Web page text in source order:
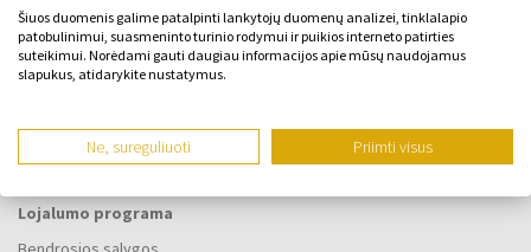
Apie mus
KONTAKTINĖ FORMA
VISKAS APIE PIRKIMĄ
Lojalumo programa
Šiuos duomenis galime patalpinti lankytojų duomenų analizei, tinklalapio
patobulinimui, suasmeninto turinio rodymui ir puikios interneto patirties
suteikimui. Norėdami gauti daugiau informacijos apie mūsų naudojamus
slapukus, atidarykite nustatymus.
Ne, sureguliuoti Priimti visus